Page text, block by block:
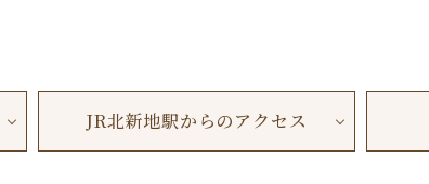
JR北新地駅からのアクセス